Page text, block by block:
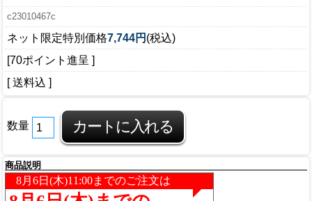
c23010467c
ネット限定特別価格7,744円 (税込)
[70ポイント進呈 ]
[ 送料込 ]
数量
商品説明